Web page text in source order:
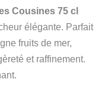
Cousines 75 cl
élégante. Parfait
fruits de mer,
et raffinement.